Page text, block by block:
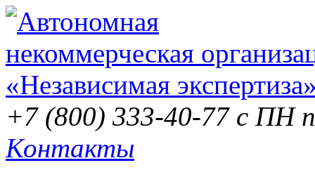
+7 (800) 333-40-77 с ПН
Контакты